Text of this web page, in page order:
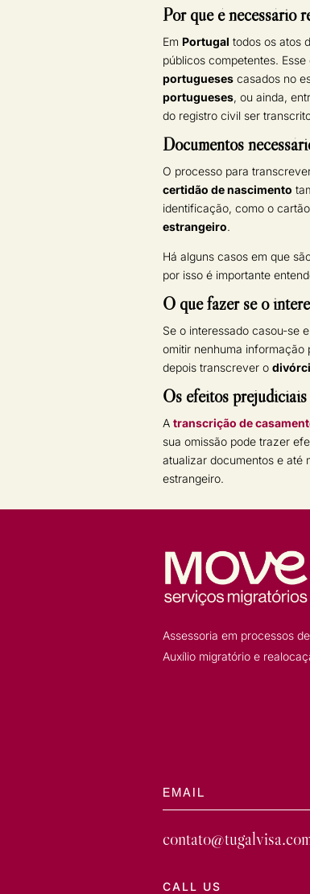
Por que é necessário
Em Portugal todos os atos
públicos competentes.
portugueses casados no
portugueses, ou ainda,
do registro civil ser
Documentos
O processo para
certidão de nascimento
identificação, como o
estrangeiro.
Há alguns casos em que
por isso é importante
O que fazer se o
Se o interessado casou-se
omitir nenhuma informação
depois transcrever o
Os efeitos
Atranscrição de
sua omissão pode trazer
atualizar documentos e até
estrangeiro.
Assessoria em processos
Auxílio migratório e
EMAIL
CALL US